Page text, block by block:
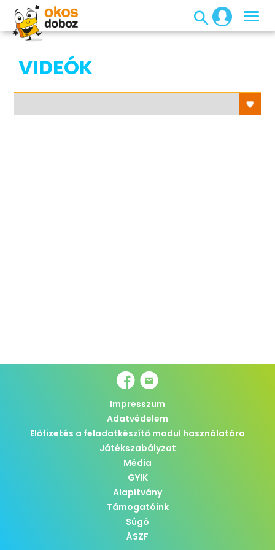
VIDEÓK
Impresszum
Adatvédelem
Előfizetés a feladatkészítő modul használatára
Játékszabályzat
Média
GYIK
Alapítvány
Támogatóink
Súgó
ÁSZF